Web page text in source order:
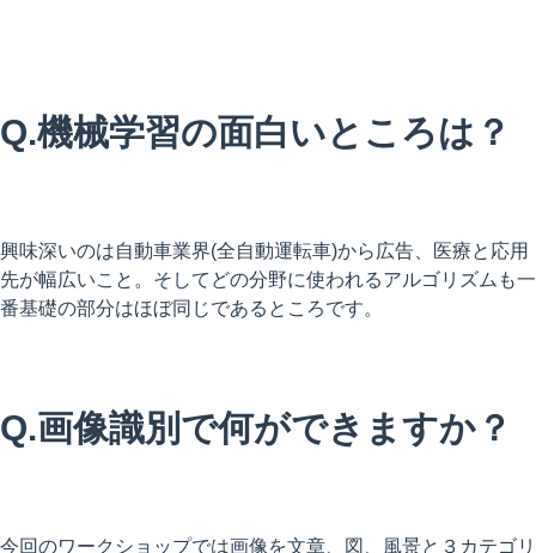
Q.機械学習の面白いところは？
興味深いのは自動車業界(全自動運転車)から広告、
医療と応用
先が幅広いこと。 そしてどの分野に使われるアルゴリズムも一
番基礎の部分はほぼ同 じであるところです。
Q.画像識別で何ができますか？
今回のワークショップでは画像を文章、図、 風景と３カテゴリ